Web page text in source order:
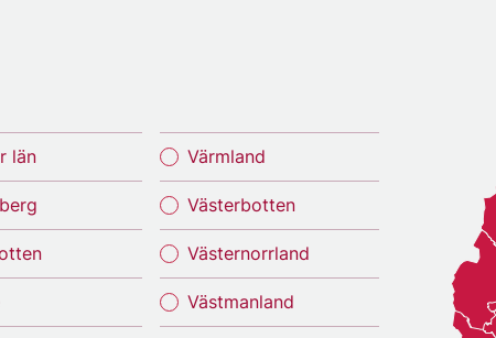
län Värmland
Västerbotten
Västernorrland
Västmanland